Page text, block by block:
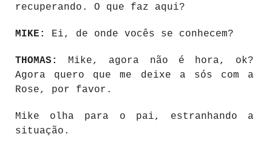
recuperando. O que faz aqui?
MIKE: Ei, de onde vocês se conhecem?
THOMAS:
Mike, agora não é hora, ok?
Agora quero que me deixe a sós com a
Rose, por favor.
Mike olha para o pai, estranhando a
situação.